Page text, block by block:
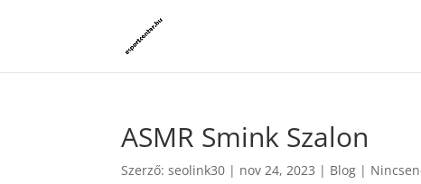
ASMR Smink Szalon
Szerző:seolink30 | nov 24, 2023 | Blog |